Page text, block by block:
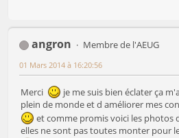
angron Membre de l'AEUG
01 Mars 2014 à 16:20:56
Merci
je me suis bien éclater ça
plein de monde et d améliorer mes
et comme promis voici les photos
elles ne sont pas toutes monter pour